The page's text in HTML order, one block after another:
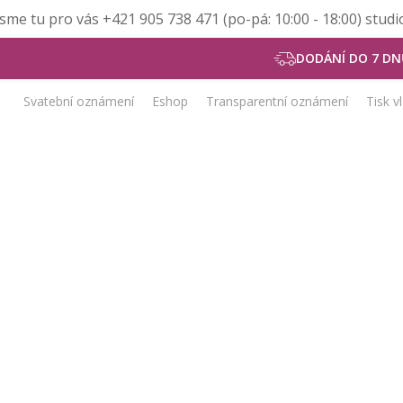
tu pro vás +421 905 738 471 (po-pá: 10:00 - 18:00)
DODÁNÍ DO 7
Svatební oznámení Eshop Transparentní oznámení Tisk